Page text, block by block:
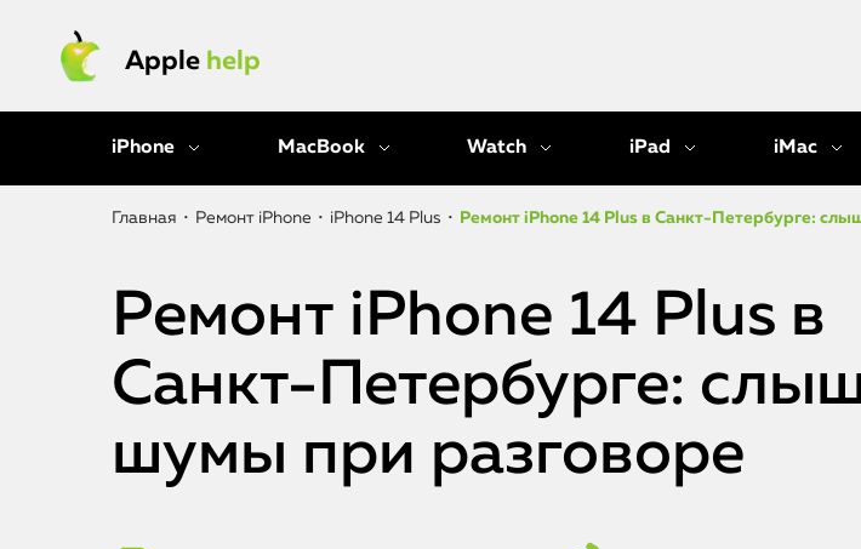
Apple help
iPhone MacBook Watch iPad iMac
Главная • Ремонт iPhone • iPhone 14 Plus • Ремонт iPhone 14 Plus в Санкт-Петербурге:
Ремонт iPhone 14 Plus в
Санкт-Петербурге:
шумы при разговоре